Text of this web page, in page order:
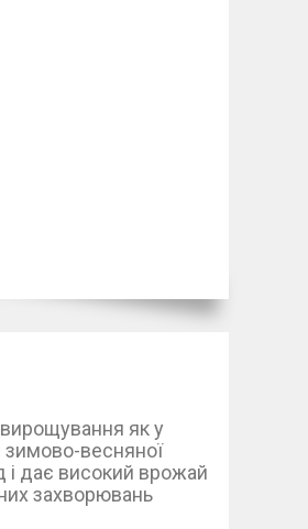
як у
зимово-весняної
і дає високий врожай
захворювань